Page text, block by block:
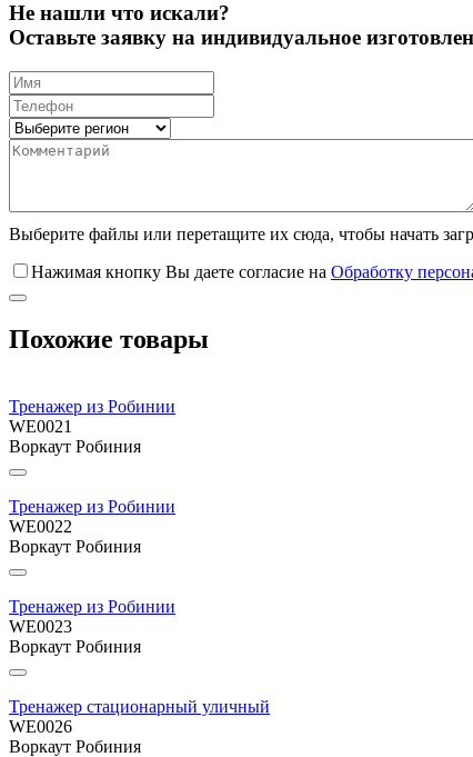
Не нашли что искали?
Оставьте заявку на индивидуальное
Выберите файлы или перетащите их сюда, чтобы начать
Нажимая кнопку Вы даете согласие на Обработку
Похожие товары
Тренажер из Робинии
WE0021
Воркаут Робиния
Тренажер из Робинии
WE0022
Воркаут Робиния
Тренажер из Робинии
WE0023
Воркаут Робиния
Тренажер стационарный уличный
WE0026
Воркаут Робиния